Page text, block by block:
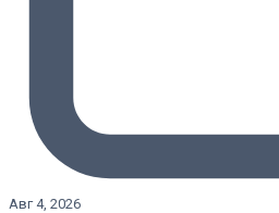
Авг 4, 2026